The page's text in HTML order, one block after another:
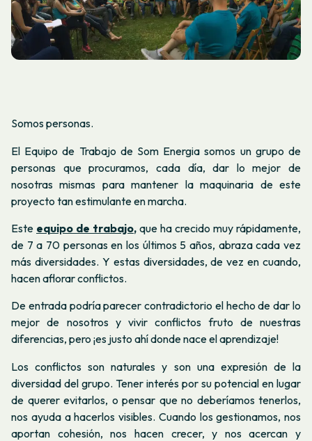
Somos personas.
El Equipo de Trabajo de Som Energia somos un grupo de
personas que procuramos, cada día, dar lo mejor de
nosotras mismas para mantener la maquinaria de este
proyecto tan estimulante en marcha.
Este equipo de trabajo, que ha crecido muy rápidamente,
de 7 a 70 personas en los últimos 5 años, abraza cada vez
más diversidades. Y estas diversidades, de vez en cuando,
hacen aflorar conflictos.
De entrada podría parecer contradictorio el hecho de dar lo
mejor de nosotros y vivir conflictos fruto de nuestras
diferencias, pero ¡es justo ahí donde nace el aprendizaje!
Los conflictos son naturales y son una expresión de la
diversidad del grupo. Tener interés por su potencial en lugar
de querer evitarlos, o pensar que no deberíamos tenerlos,
nos ayuda a hacerlos visibles. Cuando los gestionamos, nos
aportan cohesión, nos hacen crecer, y nos acercan y